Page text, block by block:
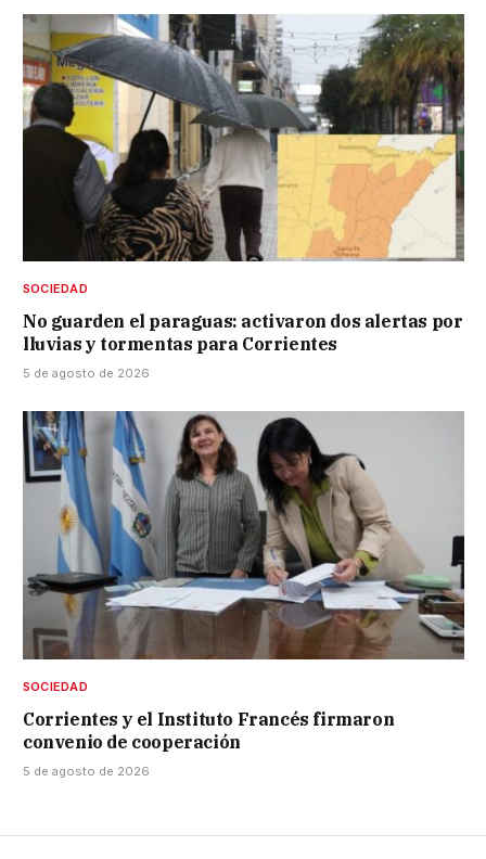
SOCIEDAD
No guarden el paraguas: activaron dos alertas por
lluvias y tormentas para Corrientes
5 de agosto de 2026
SOCIEDAD
Corrientes y el Instituto Francés firmaron
convenio de cooperación
5 de agosto de 2026